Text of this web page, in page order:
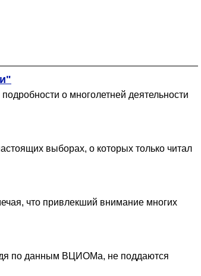
о многолетней деятельности
выборах, о которых только читал
что привлекший внимание многих
по данным ВЦИОМа, не поддаются